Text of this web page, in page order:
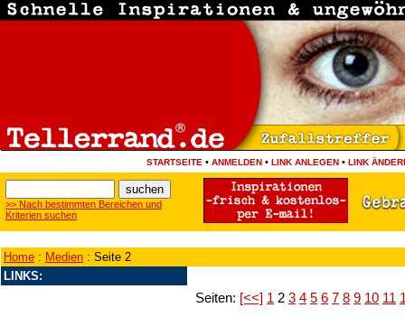
STARTSEITE • ANMELDEN• LINK ANLEGEN• LINK
>> Nach bestimmten Bereichen und
Kriterien suchen
Home : Medien : Seite 2
LINKS:
Seiten: [<<] 1 2 3 4 5 6 7 8 9 10 11